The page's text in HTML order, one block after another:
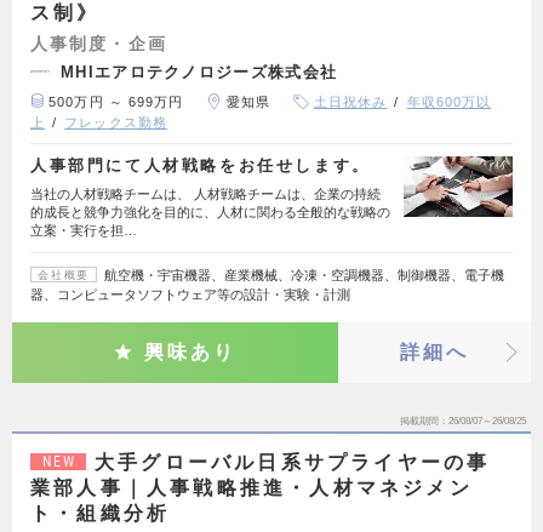
ス制》
人事制度・企画
MHIエアロテクノロジーズ株式会社
500万円 ～ 699万円 愛知県 土日祝休み
年収600万以
上
フレックス勤務
人事部門にて人材戦略をお任せします。
当社の人材戦略チームは、 人材戦略チームは、企業の持続
的成長と競争力強化を目的に、人材に関わる全般的な戦略の
立案・実行を担…
会社概要
航空機・宇宙機器、産業機械、冷凍・空調機器、制御機器、電子機
器、コンピュータソフトウェア等の設計・実験・計測
興味あり 詳細へ
掲載期間 26/08/07～26/08/25
NEW
大手グローバル日系サプライヤーの事
業部人事｜人事戦略推進・人材マネジメン
ト・組織分析